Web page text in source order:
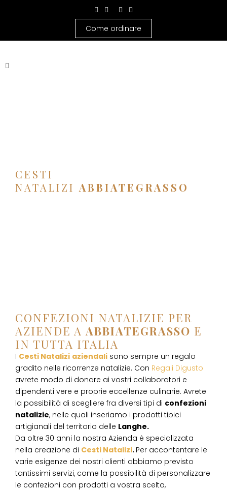
Come ordinare
CESTI
NATALIZI ABBIATEGRASSO
CONFEZIONI NATALIZIE PER
AZIENDE AABBIATEGRASSO E
IN TUTTA ITALIA
I Cesti Natalizi aziendali sono sempre un regalo
gradito nelle ricorrenze natalizie. Con Regali Digusto
avrete modo di donare ai vostri collaboratori e
dipendenti vere e proprie eccellenze culinarie. Avrete
la possibilità di scegliere fra diversi tipi di confezioni
natalizie, nelle quali inseriamo i prodotti tipici
artigianali del territorio delle Langhe.
Da oltre 30 anni la nostra Azienda è specializzata
nella creazione di Cesti Natalizi. Per accontentare le
varie esigenze dei nostri clienti abbiamo previsto
tantissimi servizi, come la possibilità di personalizzare
le confezioni con prodotti a vostra scelta,